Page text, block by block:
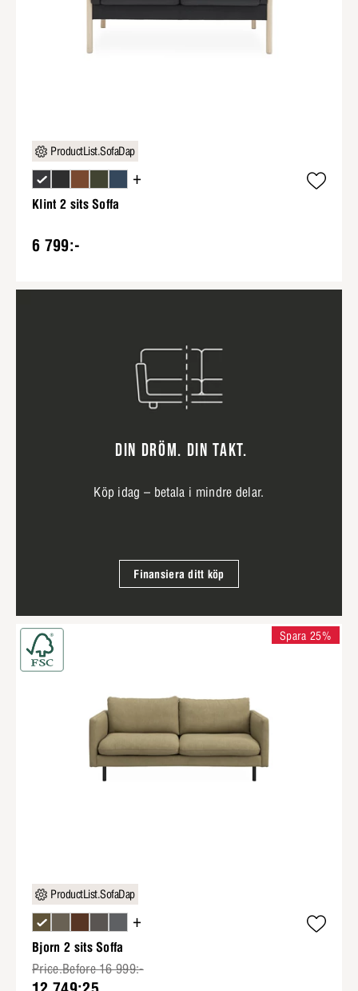
ProductList.SofaDap
+
Klint 2 sits Soffa
6 799:-
DIN DRÖM. DIN TAKT.
Köp idag – betala i mindre delar.
Finansiera ditt köp
ProductList.SofaDap
+
Bjorn 2 sits Soffa
Price.Before 16 999:-
Spara 25%